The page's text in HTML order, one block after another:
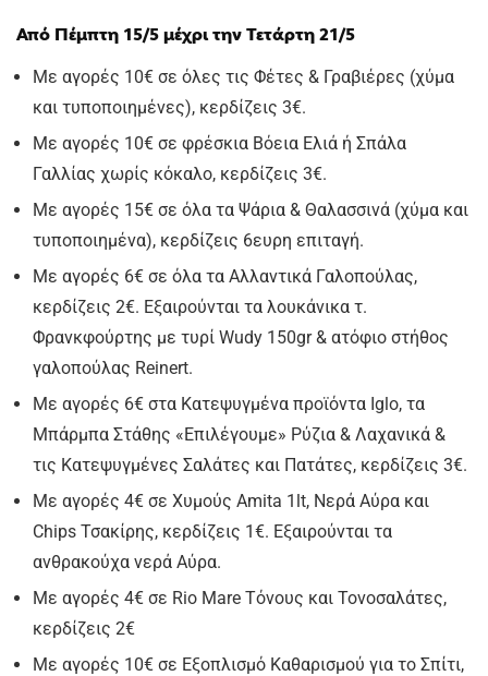
Από Πέμπτη 15/5 μέχρι την Τετάρτη 21/5
Με αγορές 10€ σε όλες τις Φέτες & Γραβιέρες (χύμα
και τυποποιημένες), κερδίζεις 3€.
Με αγορές 10€ σε φρέσκια Βόεια Ελιά ή Σπάλα
Γαλλίας χωρίς κόκαλο, κερδίζεις 3€.
Με αγορές 15€ σε όλα τα Ψάρια & Θαλασσινά (χύμα και
τυποποιημένα), κερδίζεις 6ευρη επιταγή.
Με αγορές 6€ σε όλα τα Αλλαντικά Γαλοπούλας,
κερδίζεις 2€. Εξαιρούνται τα λουκάνικα τ.
Φρανκφούρτης με τυρί Wudy 150gr & ατόφιο στήθος
γαλοπούλας Reinert.
Με αγορές 6€ στα Κατεψυγμένα προϊόντα Iglo, τα
Μπάρμπα Στάθης «Επιλέγουμε» Ρύζια & Λαχανικά &
τις Κατεψυγμένες Σαλάτες και Πατάτες, κερδίζεις 3€.
Με αγορές 4€ σε Χυμούς Amita 1lt, Νερά Αύρα και
Chips Τσακίρης, κερδίζεις 1€. Εξαιρούνται τα
ανθρακούχα νερά Αύρα.
Με αγορές 4€ σε Rio Mare Τόνους και Τονοσαλάτες,
κερδίζεις 2€
Με αγορές 10€ σε Εξοπλισμό Καθαρισμού για το Σπίτι,